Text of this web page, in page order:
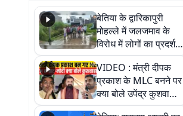
बेतिया के द्वारिकापुरी
मोहल्ले में जलजमाव के
विरोध में लोगों का प्रदर्शन,
स्थायी समाधान की मांग
VIDEO : मंत्री दीपक
प्रकाश के MLC बनने पर
क्या बोले उपेंद्र कुशवाहा,
सुनिए